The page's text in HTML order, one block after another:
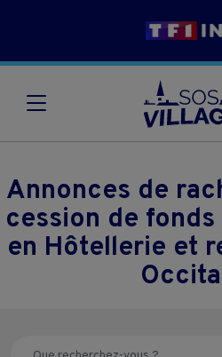
Annonces de
cession de
en Hôtellerie et